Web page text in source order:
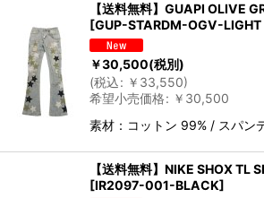
【送料無料】GUAPI OLIVE
[GUP-STARDM-OGV-LIGHT
￥30,500(税別)
(税込: ￥ 33,550)
希望小売価格: ￥ 30,500
素材：コットン 99% / スパ
【送料無料】NIKE SHOX
[IR2097-001-BLACK]